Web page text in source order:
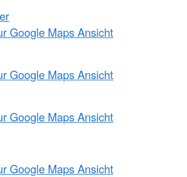
Google Maps Ansicht
Google Maps Ansicht
Google Maps Ansicht
Google Maps Ansicht